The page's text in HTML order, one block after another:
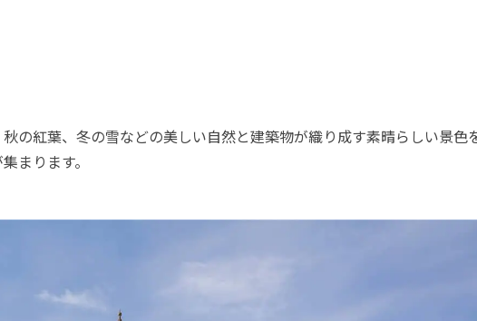
の紅葉、冬の雪などの美しい自然と建築物が織り成す素晴らしい景色
まります。